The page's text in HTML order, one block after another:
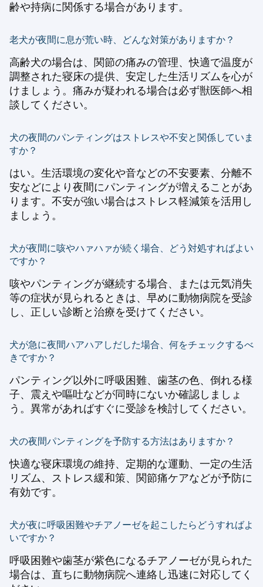
齢や持病に関係する場合があります。
老犬が夜間に息が荒い時、どんな対策がありますか？
高齢犬の場合は、関節の痛みの管理、快適で温度が
調整された寝床の提供、安定した生活リズムを心が
けましょう。痛みが疑われる場合は必ず獣医師へ相
談してください。
犬の夜間のパンティングはストレスや不安と関係していま
すか？
はい。生活環境の変化や音などの不安要素、分離不
安などにより夜間にパンティングが増えることがあ
ります。不安が強い場合はストレス軽減策を活用し
ましょう。
犬が夜間に咳やハァハァが続く場合、どう対処すればよい
ですか？
咳やパンティングが継続する場合、または元気消失
等の症状が見られるときは、早めに動物病院を受診
し、正しい診断と治療を受けてください。
犬が急に夜間ハアハアしだした場合、何をチェックするべ
きですか？
パンティング以外に呼吸困難、歯茎の色、倒れる様
子、震えや嘔吐などが同時にないか確認しましょ
う。異常があればすぐに受診を検討してください。
犬の夜間パンティングを予防する方法はありますか？
快適な寝床環境の維持、定期的な運動、一定の生活
リズム、ストレス緩和策、関節痛ケアなどが予防に
有効です。
犬が夜に呼吸困難やチアノーゼを起こしたらどうすればよ
いですか？
呼吸困難や歯茎が紫色になるチアノーゼが見られた
場合は、直ちに動物病院へ連絡し迅速に対応してく